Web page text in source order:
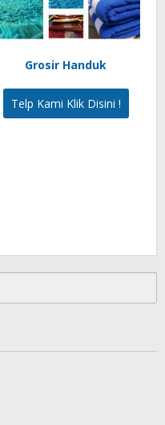
Grosir Handuk
Telp Kami Klik Disini !